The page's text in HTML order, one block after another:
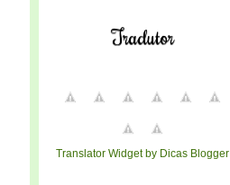
Tradutor
Translator Widget by Dicas Blogger